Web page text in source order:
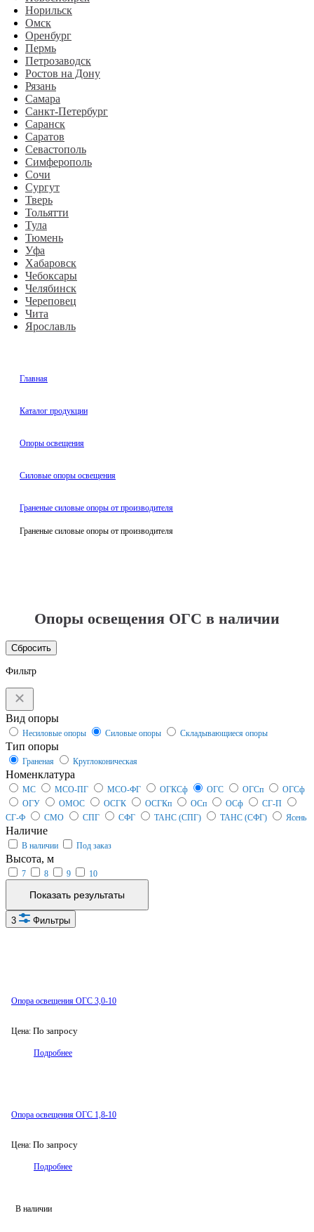
Норильск
Омск
Оренбург
Пермь
Петрозаводск
Ростов на Дону
Рязань
Самара
Санкт-Петербург
Саранск
Саратов
Севастополь
Симферополь
Сочи
Сургут
Тверь
Тольятти
Тула
Тюмень
Уфа
Хабаровск
Чебоксары
Челябинск
Череповец
Чита
Ярославль
Главная
Каталог продукции
Oпоры oсвeщения
Силовые опоры освещения
Граненые силовые опоры от производителя
Граненые силовые опоры от производителя
Опоры освещения ОГС в наличии
Сбросить
Фильтр
Вид опоры
Несиловые опоры Силовые опоры Складывающиеся опоры
Тип опоры
Граненая Круглоконическая
Номенклатура
МС МСО-ПГ МСО-ФГ ОГКСф ОГС ОГСп
ОГСф
ОГУ
ОМОС ОСГК ОСГКп ОСп ОСф
СГ-П
СГ-Ф
СМО СПГ СФГ ТАНС (СПГ) ТАНС (СФГ) Ясень
Наличие
В наличии Под заказ
Высота, м
7 8 9 10
Показать результаты
3 Фильтры
Опора освещения ОГС 3,0-10
Цена: По запросу
Подробнее
Опора освещения ОГС 1,8-10
Цена: По запросу
Подробнее
В наличии